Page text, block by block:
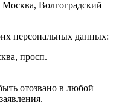
Волгоградский
персональных данных:
просп.
отозвано в любой